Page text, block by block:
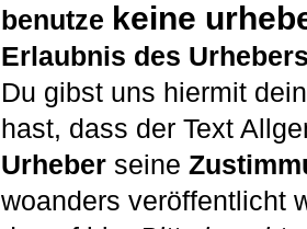
benutze keine
Erlaubnis des
Du gibst uns hiermit
hast, dass der Text
Urheberseine
woanders veröffentlicht